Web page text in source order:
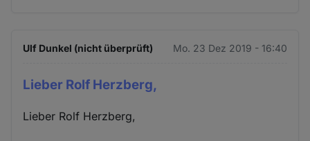
Ulf Dunkel (nicht überprüft) Mo. 23 Dez 2019 - 16:40
Lieber Rolf Herzberg,
Lieber Rolf Herzberg,